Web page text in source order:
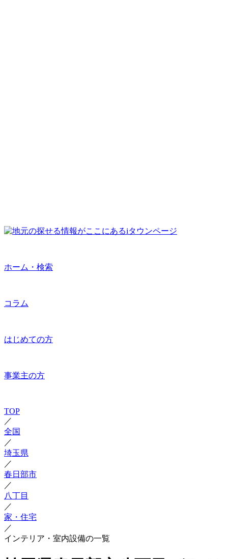
ホーム・検索
コラム
はじめての方
事業主の方
TOP
／
全国
／
埼玉県
／
春日部市
／
八丁目
／
家・住宅
／
インテリア・室内設備の一覧